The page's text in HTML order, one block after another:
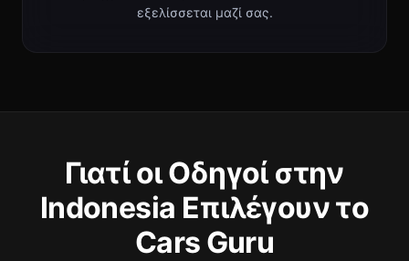
εξελίσσεται μαζί σας.
Γιατί οι Οδηγοί στην
Indonesia Επιλέγουν το
Cars Guru